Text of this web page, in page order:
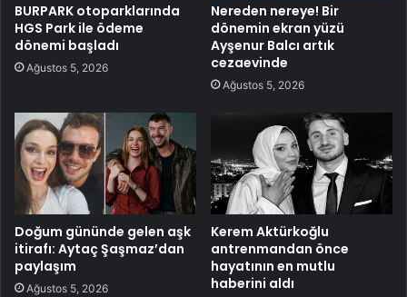
BURPARK otoparklarında
HGS Park ile ödeme
dönemi başladı
Ağustos 5, 2026
Nereden nereye! Bir
dönemin ekran yüzü
Ayşenur Balcı artık
cezaevinde
Ağustos 5, 2026
Doğum gününde gelen aşk
itirafı: Aytaç Şaşmaz’dan
paylaşım
Ağustos 5, 2026
Kerem Aktürkoğlu
antrenmandan önce
hayatının en mutlu
haberini aldı